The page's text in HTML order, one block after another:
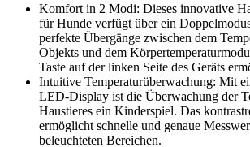
Komfort in 2 Modi: Dieses innovative
für Hunde verfügt über ein
perfekte Übergänge zwischen dem
Objekts und dem
Taste auf der linken Seite des Geräts
Intuitive Temperaturüberwachung: Mit
LED-Display ist die Überwachung der
Haustieres ein Kinderspiel. Das
ermöglicht schnelle und genaue
beleuchteten Bereichen.